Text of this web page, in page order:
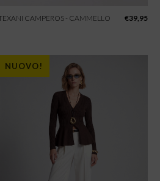
CAMPEROS - CAMMELLO €39,95
NUOVO!